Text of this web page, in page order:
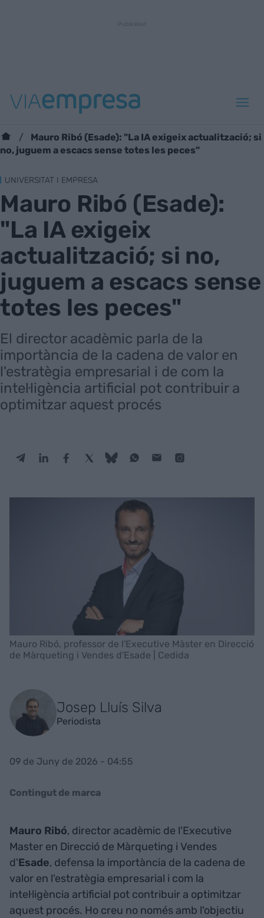
Mauro Ribó (Esade): "La IA exigeix actualització; si
no, juguem a escacs sense totes les peces"
UNIVERSITAT I EMPRESA
Mauro Ribó (Esade):
"La IA exigeix
actualització; si no,
juguem a escacs sense
totes les peces"
El director acadèmic parla de la
importància de la cadena de valor en
l'estratègia empresarial i de com la
intel·ligència artificial pot contribuir a
optimitzar aquest procés
Mauro Ribó, professor de l'Executive Màster en Direcció
de Màrqueting i Vendes d'Esade | Cedida
Josep Lluís Silva
Periodista
09 de Juny de 2026 - 04:55
Contingut de marca
Mauro Ribó, director acadèmic de l'Executive
Master en Direcció de Màrqueting i Vendes
d'Esade, defensa la importància de la cadena de
valor en l'estratègia empresarial i com la
intel·ligència artificial pot contribuir a optimitzar
aquest procés. Ho creu no només amb l'objectiu